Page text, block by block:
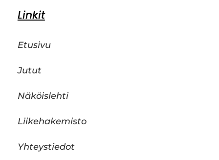
Linkit
Etusivu
Jutut
Näköislehti
Liikehakemisto
Yhteystiedot